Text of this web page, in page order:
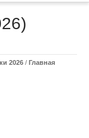
2026 / Главная